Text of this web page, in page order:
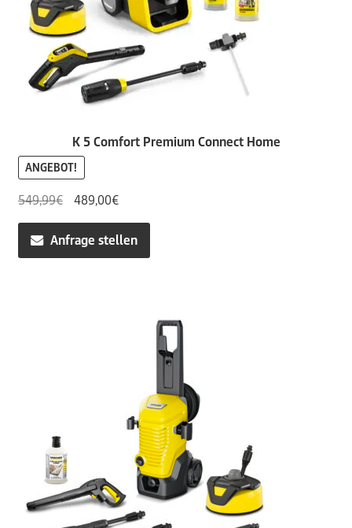
K 5 Comfort Premium Connect Home
ANGEBOT!
549,99€
Ursprünglicher
Preis
war:
549,99€
489,00€Aktueller
Preis
ist:
489,00€.
Anfrage stellen